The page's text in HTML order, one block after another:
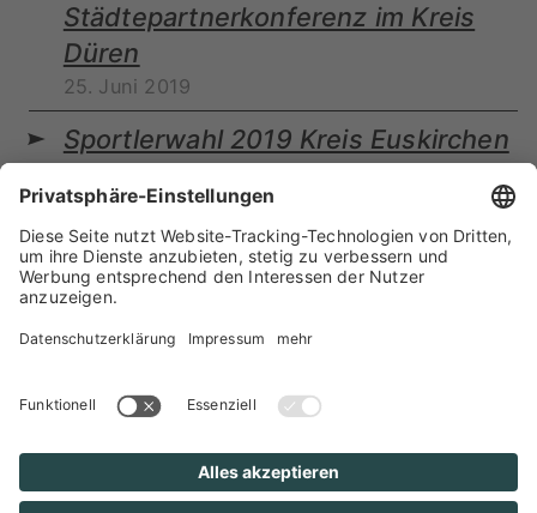
Städtepartnerkonferenz im Kreis
Düren
25. Juni 2019
Sportlerwahl 2019 Kreis Euskirchen
Bewegung für alle - Sport im Park
02. Mai 2019
Förderverein KiTa Kreismäuse
21. September 2018
Neubürgerempfang der Stadt
16. September 2018